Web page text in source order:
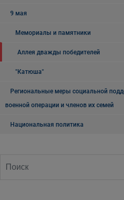
9 мая
Мемориалы и памятники
Аллея дважды победителей
"Катюша"
Региональные меры социальной
военной операции и членов их семей
Национальная политика